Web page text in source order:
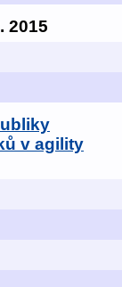
2015
v agility